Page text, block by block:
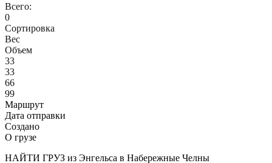
Всего:
0
Сортировка
Вес
Объем
33
33
66
99
Маршрут
Дата отправки
Создано
О грузе
НАЙТИ ГРУЗ из Энгельса в Набережные Челны